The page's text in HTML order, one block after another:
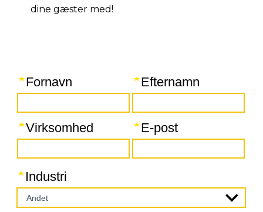
dine gæster med!